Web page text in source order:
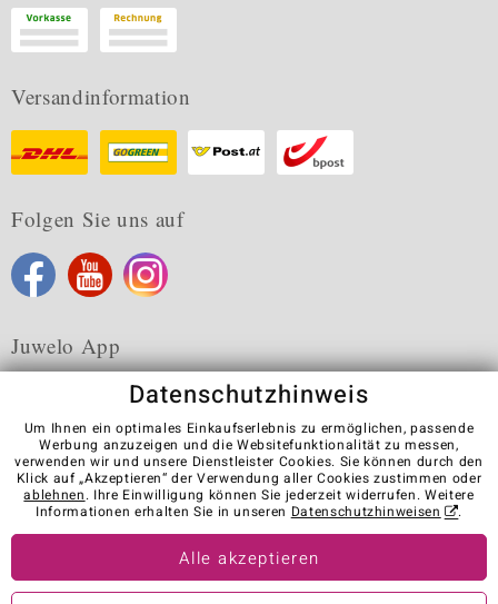
Versandinformation
Folgen Sie uns auf
Juwelo App
Karriere AGB Datenschutz Cookies
Impressum
Kontakt
Vertrag widerrufen
Visit our stores in other countries:
Datenschutzhinweis
Um Ihnen ein optimales Einkaufserlebnis zu ermöglichen, passende
Werbung anzuzeigen und die Websitefunktionalität zu messen,
verwenden wir und unsere Dienstleister Cookies. Sie können durch den
Klick auf „Akzeptieren“ der Verwendung aller Cookies zustimmen oder
ablehnen. Ihre Einwilligung können Sie jederzeit widerrufen. Weitere
Informationen erhalten Sie in unseren Datenschutzhinweisen .
Alle akzeptieren